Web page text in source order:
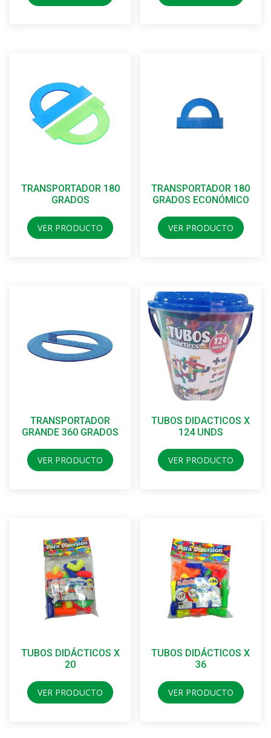
TRANSPORTADOR 180
GRADOS
VER PRODUCTO
TRANSPORTADOR 180
GRADOS ECONÓMICO
VER PRODUCTO
TRANSPORTADOR
GRANDE 360 GRADOS
VER PRODUCTO
TUBOS DIDACTICOS X
124 UNDS
VER PRODUCTO
TUBOS DIDÁCTICOS X
20
VER PRODUCTO
TUBOS DIDÁCTICOS X
36
VER PRODUCTO